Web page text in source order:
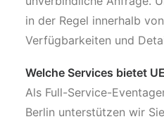
in der Regel innerhalb
Verfügbarkeiten und
Welche Services bietet
Als Full-Service-
Berlin unterstützen wir